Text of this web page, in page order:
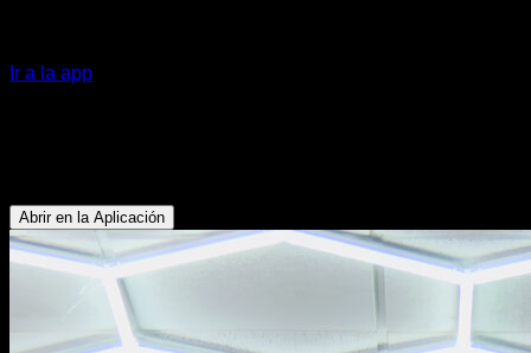
Ir a la app
Abrir en la Aplicación